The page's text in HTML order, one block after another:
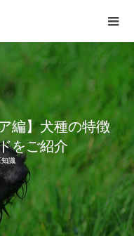
編】犬種の特徴
をご紹介
識